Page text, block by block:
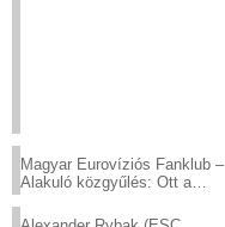
Magyar Eurovíziós Fanklub –
Alakuló közgyűlés: Ott a